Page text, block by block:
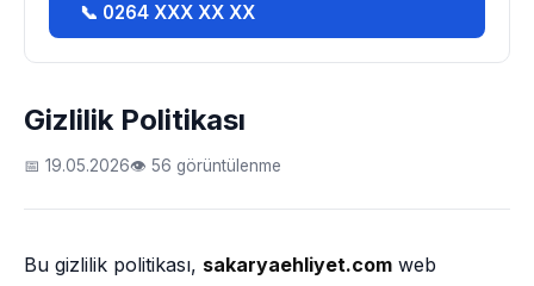
Gizlilik Politikası
📅 19.05.2026👁 56 görüntülenme
Bu gizlilik politikası, sakaryaehliyet.com web
📞 0264 XXX XX XX